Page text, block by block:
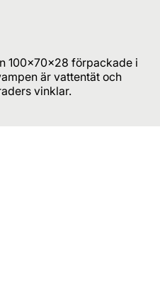
100x70x28 förpackade i
är vattentät och
vinklar.